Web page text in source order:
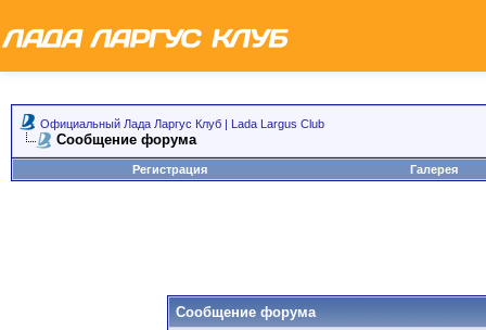
Официальный Лада Ларгус Клуб | Lada Largus Club
Сообщение форума
Регистрация Галерея
Сообщение форума